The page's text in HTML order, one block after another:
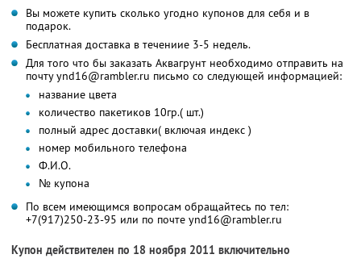
Вы можете купить сколько угодно купонов для себя и в
подарок.
Бесплатная доставка в течениие 3-5 недель.
Для того что бы заказать Аквагрунт необходимо отправить на
почту ynd16@rambler.ru письмо со следующей информацией:
название цвета
количество пакетиков 10гр.( шт.)
полный адрес доставки( включая индекс )
номер мобильного телефона
Ф.И.О.
№ купона
По всем имеющимся вопросам обращайтесь по тел:
+7(917)250-23-95 или по почте ynd16@rambler.ru
Купон действителен по 18 ноября 2011 включительно